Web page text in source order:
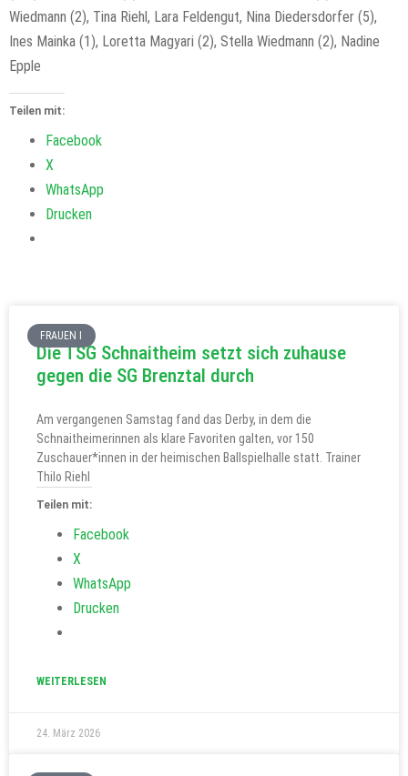
Wiedmann (2), Tina Riehl, Lara Feldengut, Nina Diedersdorfer (5),
Ines Mainka (1), Loretta Magyari (2), Stella Wiedmann (2), Nadine
Epple
Teilen mit:
Facebook
X
WhatsApp
Drucken
FRAUEN I
Die TSG Schnaitheim setzt sich zuhause
gegen die SG Brenztal durch
Am vergangenen Samstag fand das Derby, in dem die
Schnaitheimerinnen als klare Favoriten galten, vor 150
Zuschauer*innen in der heimischen Ballspielhalle statt. Trainer
Thilo Riehl
Teilen mit:
Facebook
X
WhatsApp
Drucken
WEITERLESEN
24. März 2026